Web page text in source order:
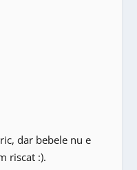
dar bebele nu e
riscat :).